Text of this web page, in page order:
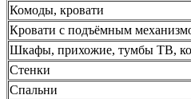
Комоды, кровати
Кровати с подъёмным
Шкафы, прихожие, тумбы ТВ,
Стенки
Спальни